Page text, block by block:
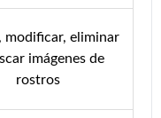
modificar, eliminar
imágenes de
rostros